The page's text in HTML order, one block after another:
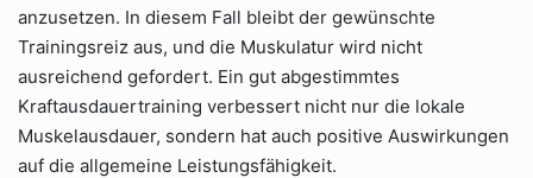
anzusetzen. In diesem Fall bleibt der gewünschte
Trainingsreiz aus, und die Muskulatur wird nicht
ausreichend gefordert. Ein gut abgestimmtes
Kraftausdauertraining verbessert nicht nur die lokale
Muskelausdauer, sondern hat auch positive Auswirkungen
auf die allgemeine Leistungsfähigkeit.